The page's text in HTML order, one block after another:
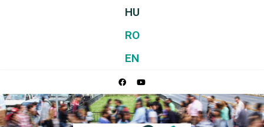
HU
RO
EN